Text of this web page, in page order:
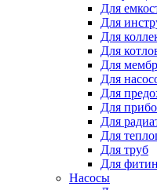
Для
Для
Для
Для
Для
Для
Для
Для
Для
Для
Для труб
Для
Насосы